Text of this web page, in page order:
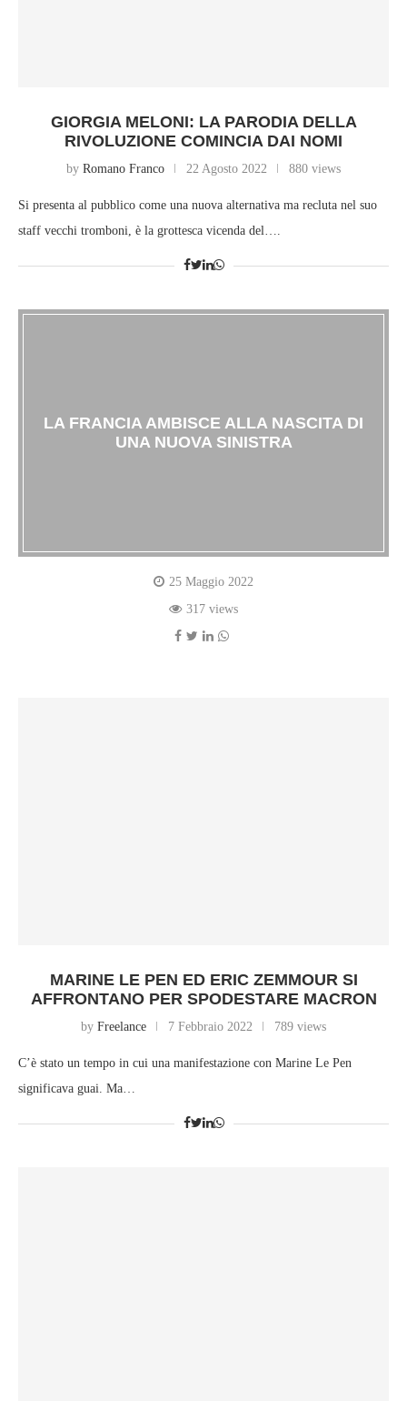
GIORGIA MELONI: LA PARODIA DELLA
RIVOLUZIONE COMINCIA DAI NOMI
by Romano Franco 22 Agosto 2022 880 views
Si presenta al pubblico come una nuova alternativa ma recluta nel suo
staff vecchi tromboni, è la grottesca vicenda del….
LA FRANCIA AMBISCE ALLA NASCITA DI
UNA NUOVA SINISTRA
25 Maggio 2022
317 views
MARINE LE PEN ED ERIC ZEMMOUR SI
AFFRONTANO PER SPODESTARE MACRON
by Freelance 7 Febbraio 2022 789 views
C’è stato un tempo in cui una manifestazione con Marine Le Pen
significava guai. Ma…